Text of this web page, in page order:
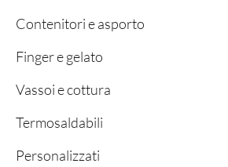
Contenitori e asporto
Finger e gelato
Vassoi e cottura
Termosaldabili
Personalizzati